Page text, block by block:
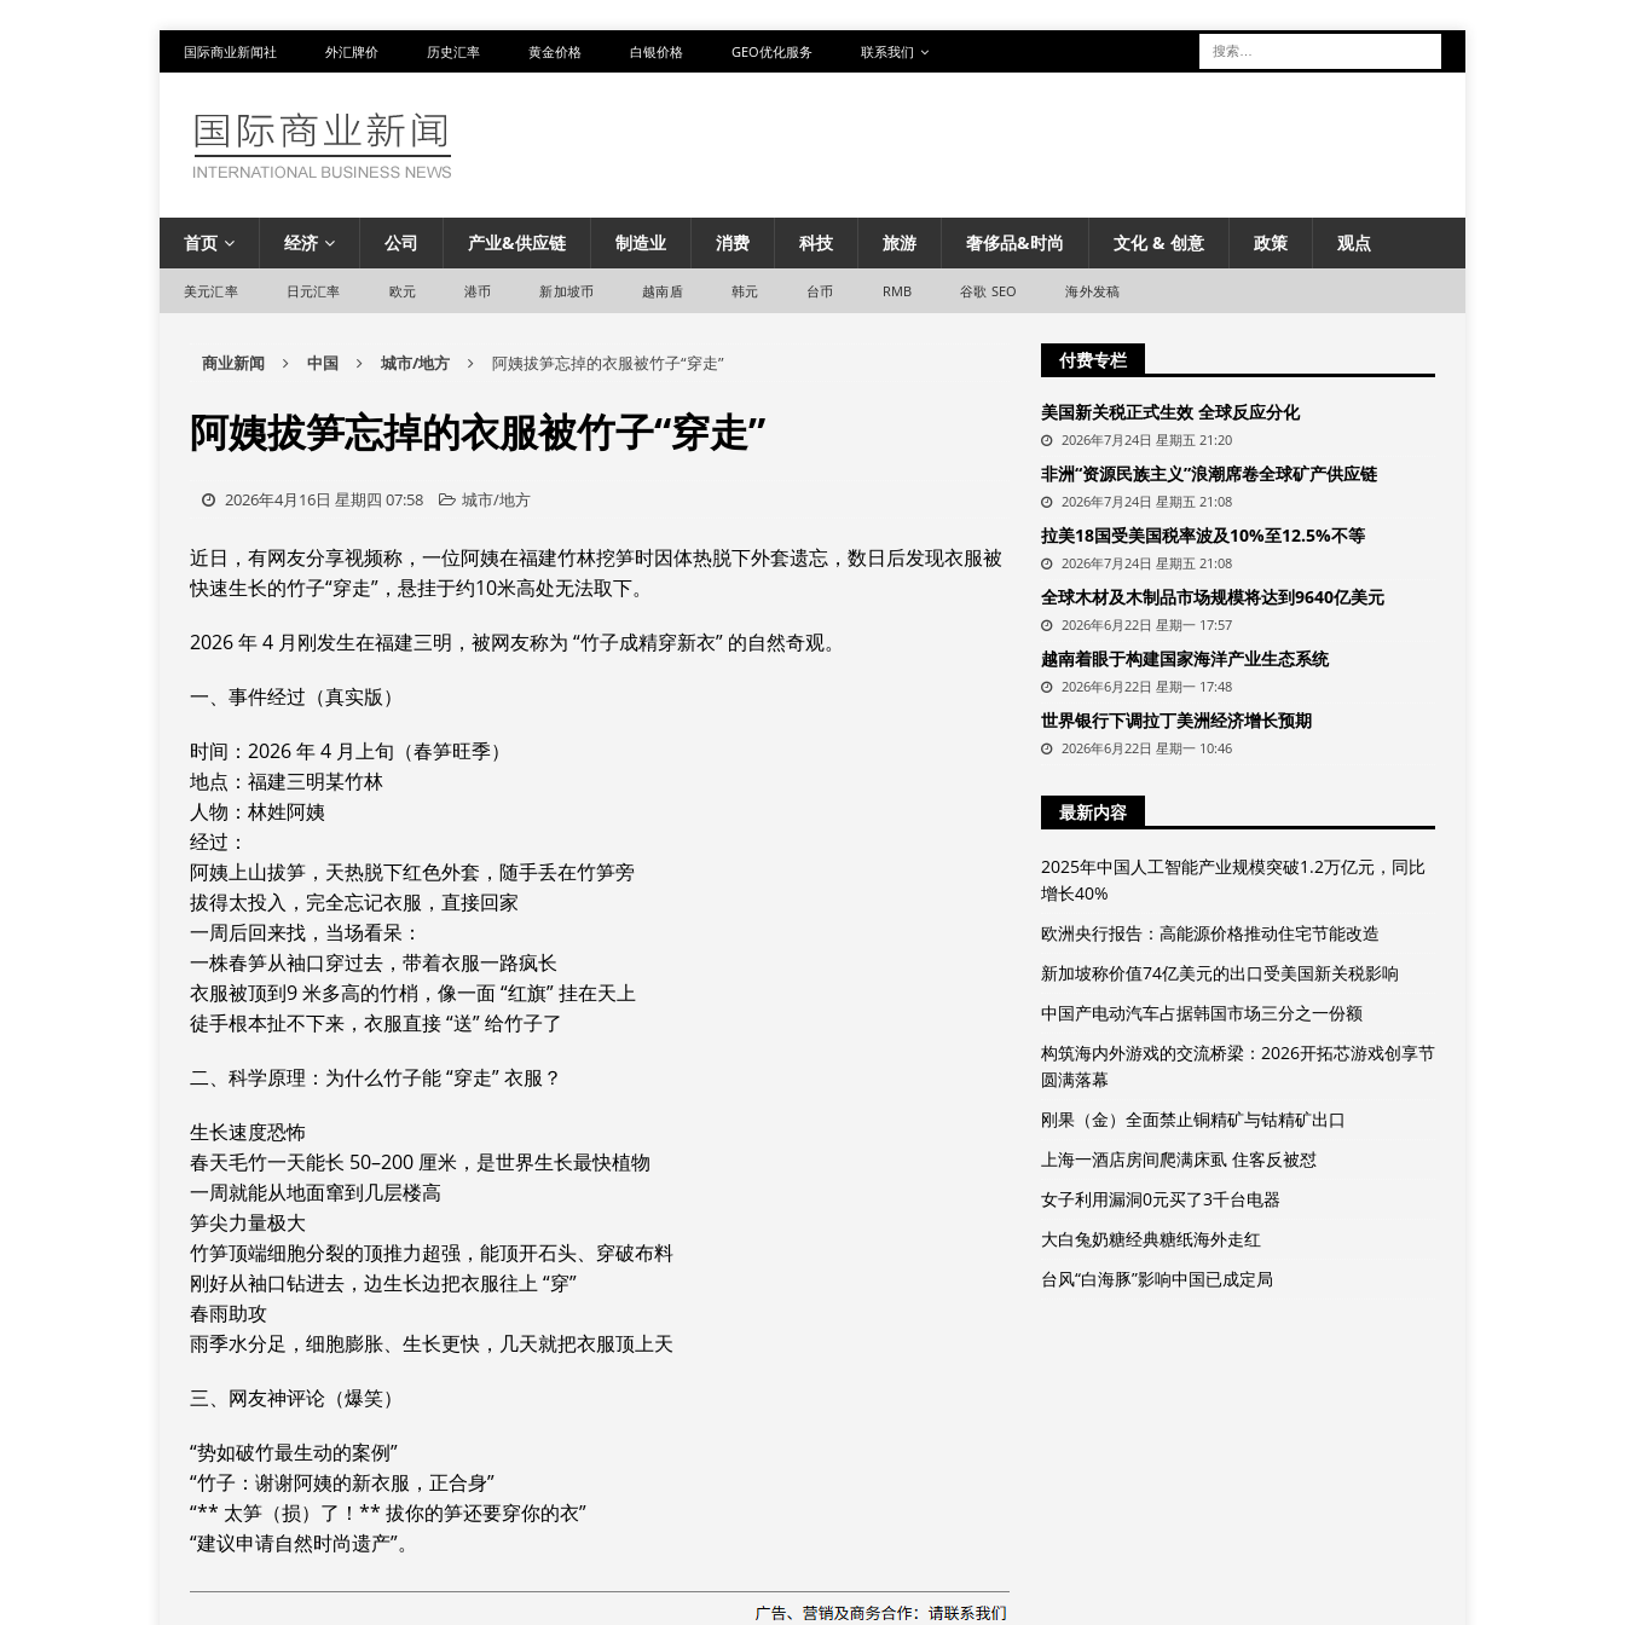
国际商业新闻社 外汇牌价 历史汇率 黄金价格 白银价格 GEO优化服务 联系我们
首页 经济 公司 产业&供应链 制造业 消费 科技 旅游 奢侈品&时尚 文化 & 创意 政策 观点
美元汇率 日元汇率 欧元 港币 新加坡币 越南盾 韩元 台币 RMB 谷歌 SEO 海外发稿
商业新闻 中国 城市/地方 阿姨拔笋忘掉的衣服被竹子“穿走”
阿姨拔笋忘掉的衣服被竹子“穿走”
2026年4月16日 星期四 07:58 城市/地方
近日，有网友分享视频称，一位阿姨在福建竹林挖笋时因体热脱下外套遗忘，数日后发现衣服被
快速生长的竹子“穿走”，悬挂于约10米高处无法取下。‌‌
2026 年 4 月刚发生在福建三明，被网友称为 “竹子成精穿新衣” 的自然奇观。
一、事件经过（真实版）
时间：2026 年 4 月上旬（春笋旺季）
地点：福建三明某竹林
人物：林姓阿姨
经过：
阿姨上山拔笋，天热脱下红色外套，随手丢在竹笋旁
拔得太投入，完全忘记衣服，直接回家
一周后回来找，当场看呆：
一株春笋从袖口穿过去，带着衣服一路疯长
衣服被顶到9 米多高的竹梢，像一面 “红旗” 挂在天上
徒手根本扯不下来，衣服直接 “送” 给竹子了
二、科学原理：为什么竹子能 “穿走” 衣服？
生长速度恐怖
春天毛竹一天能长 50–200 厘米，是世界生长最快植物
一周就能从地面窜到几层楼高
笋尖力量极大
竹笋顶端细胞分裂的顶推力超强，能顶开石头、穿破布料
刚好从袖口钻进去，边生长边把衣服往上 “穿”
春雨助攻
雨季水分足，细胞膨胀、生长更快，几天就把衣服顶上天
三、网友神评论（爆笑）
“势如破竹最生动的案例”
“竹子：谢谢阿姨的新衣服，正合身”
“** 太笋（损）了！** 拔你的笋还要穿你的衣”
“建议申请自然时尚遗产”。
付费专栏
美国新关税正式生效 全球反应分化
2026年7月24日 星期五 21:20
非洲“资源民族主义”浪潮席卷全球矿产供应链
2026年7月24日 星期五 21:08
拉美18国受美国税率波及10%至12.5%不等
2026年7月24日 星期五 21:08
全球木材及木制品市场规模将达到9640亿美元
2026年6月22日 星期一 17:57
越南着眼于构建国家海洋产业生态系统
2026年6月22日 星期一 17:48
世界银行下调拉丁美洲经济增长预期
2026年6月22日 星期一 10:46
最新内容
2025年中国人工智能产业规模突破1.2万亿元，同比
增长40%
欧洲央行报告：高能源价格推动住宅节能改造
新加坡称价值74亿美元的出口受美国新关税影响
中国产电动汽车占据韩国市场三分之一份额
构筑海内外游戏的交流桥梁：2026开拓芯游戏创享节
圆满落幕
刚果（金）全面禁止铜精矿与钴精矿出口
上海一酒店房间爬满床虱 住客反被怼
女子利用漏洞0元买了3千台电器
大白兔奶糖经典糖纸海外走红
台风“白海豚”影响中国已成定局